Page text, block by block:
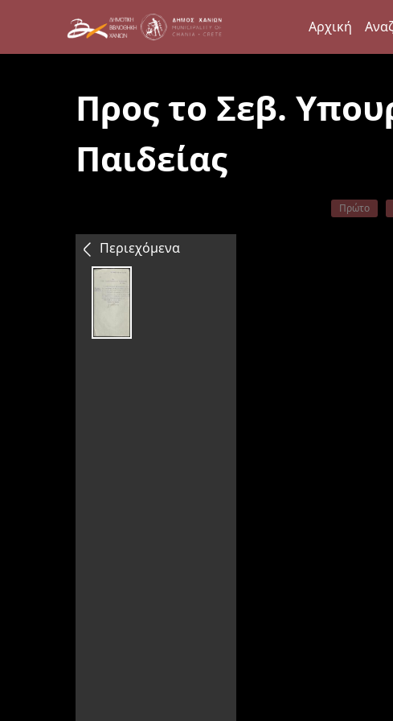
Αρχική
Προς το Σεβ.
Παιδείας
Περιεχόμενα
Πρώτο